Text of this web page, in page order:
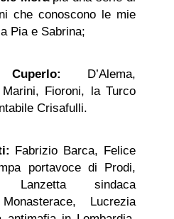
che conoscono le mie
Pia e Sabrina;
D’Alema,
Fioroni, la Turco
Crisafulli.
Fabrizio Barca, Felice
portavoce di Prodi,
Lanzetta sindaca
Lucrezia